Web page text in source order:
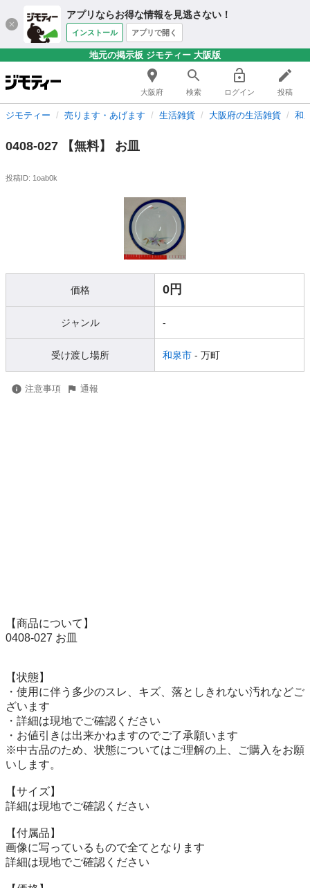
アプリならお得な情報を見逃さない！
インストール アプリで開く
地元の掲示板 ジモティー 大阪版
大阪府 検索 ログイン 投稿
ジモティー 売ります・あげます 生活雑貨 大阪府の生活雑貨 和
0408-027 【無料】 お皿
投稿ID: 1oab0k
価格 0円
ジャンル -
受け渡し場所 和泉市 - 万町
注意事項 通報
【商品について】
0408-027 お皿
【状態】
・使用に伴う多少のスレ、キズ、落としきれない汚れなどご
ざいます
・詳細は現地でご確認ください
・お値引きは出来かねますのでご了承願います
※中古品のため、状態についてはご理解の上、ご購入をお願
いします。
【サイズ】
詳細は現地でご確認ください
【付属品】
画像に写っているもので全てとなります
詳細は現地でご確認ください